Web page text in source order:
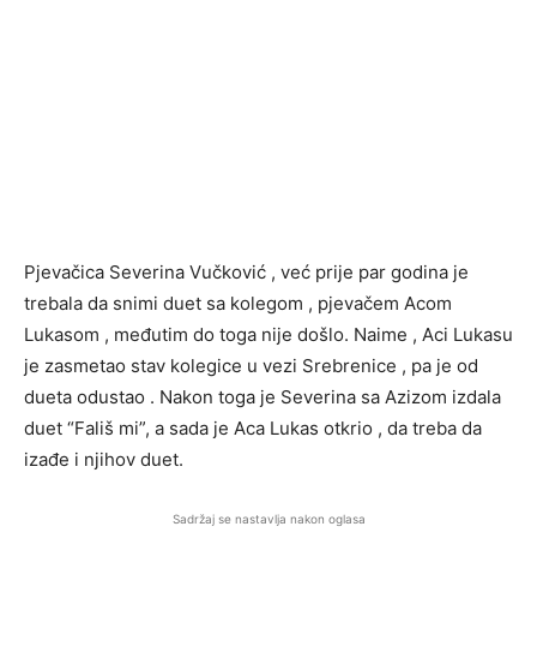
Pjevačica Severina Vučković , već prije par godina je
trebala da snimi duet sa kolegom , pjevačem Acom
Lukasom , međutim do toga nije došlo. Naime , Aci Lukasu
je zasmetao stav kolegice u vezi Srebrenice , pa je od
dueta odustao . Nakon toga je Severina sa Azizom izdala
duet “Fališ mi”, a sada je Aca Lukas otkrio , da treba da
izađe i njihov duet.
Sadržaj se nastavlja nakon oglasa